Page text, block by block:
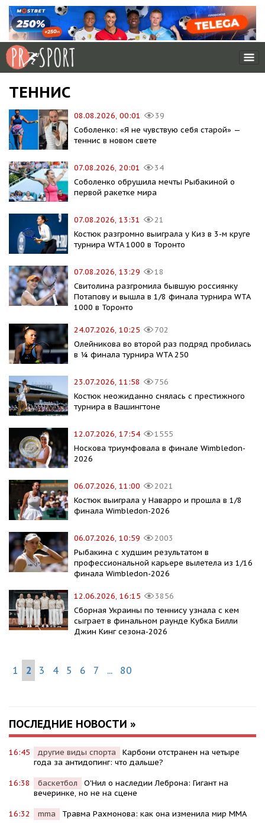
ТЕННИС
08.08.2026, 00:01
39
Соболенко: «Я не чувствую себя старой» —
теннис в новом свете
07.08.2026, 20:01
34
Соболенко обрушила мечты Рыбакиной о
первой ракетке мира
07.08.2026, 13:31
21
Костюк разгромно выиграла у Киз в 3-м круге
турнира WTA 1000 в Торонто
07.08.2026, 13:29
18
Свитолина разгромила бывшую россиянку
Потапову и вышла в 1/8 финала турнира WTA
1000 в Торонто
24.07.2026, 10:25
702
Олейникова во второй раз подряд пробилась
в ¼ финала турнира WTA 250
23.07.2026, 11:58
756
Костюк неожиданно снялась с престижного
турнира в Вашингтоне
12.07.2026, 17:54
1555
Носкова триумфовала в финале Wimbledon-
2026
06.07.2026, 11:00
2021
Костюк выиграла у Наварро и прошла в 1/8
финала Wimbledon-2026
06.07.2026, 10:59
2003
Рыбакина с худшим результатом в
профессиональной карьере вылетела из 1/16
финала Wimbledon-2026
12.06.2026, 16:15
3856
Сборная Украины по теннису узнала с кем
сыграет в финальном раунде Кубка Билли
Джин Кинг сезона-2026
1 2 3 4 5 6 7 ... 80
ПОСЛЕДНИЕ НОВОСТИ »
16:45 другие виды спорта
Карбони отстранен на четыре
года за антидопинг: что дальше?
16:38 баскетбол
О'Нил о наследии Леброна: Гигант на
вечеринке, но не на сцене
16:32 mma Травма Рахмонова: как она изменила мир ММА